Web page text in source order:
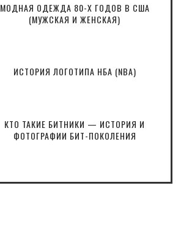
МОДНАЯ ОДЕЖДА 80-Х ГОДОВ В США
(МУЖСКАЯ И ЖЕНСКАЯ)
ИСТОРИЯ ЛОГОТИПА НБА (NBA)
КТО ТАКИЕ БИТНИКИ — ИСТОРИЯ И
ФОТОГРАФИИ БИТ-ПОКОЛЕНИЯ